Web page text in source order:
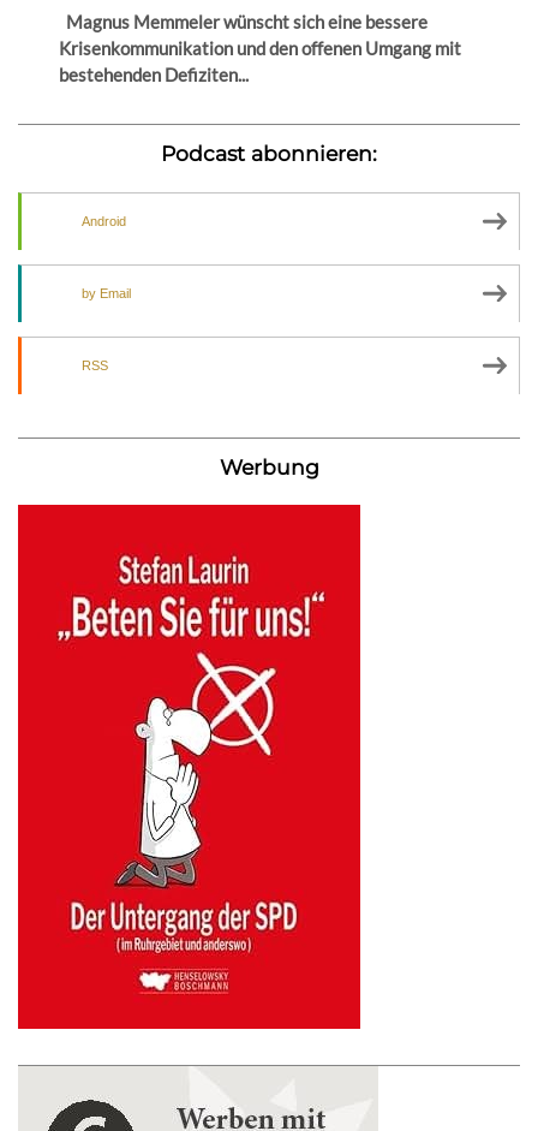
Magnus Memmeler wünscht sich eine bessere
Krisenkommunikation und den offenen Umgang mit
bestehenden Defiziten...
Podcast abonnieren:
Android
by Email
RSS
Werbung